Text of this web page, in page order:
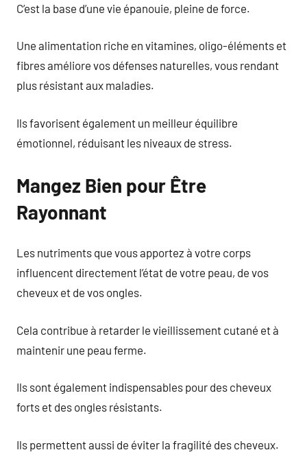
C’est la base d’une vie épanouie, pleine de force.
Une alimentation riche en vitamines, oligo-éléments et
fibres améliore vos défenses naturelles, vous rendant
plus résistant aux maladies.
Ils favorisent également un meilleur équilibre
émotionnel, réduisant les niveaux de stress.
Mangez Bien pour Être
Rayonnant
Les nutriments que vous apportez à votre corps
influencent directement l’état de votre peau, de vos
cheveux et de vos ongles.
Cela contribue à retarder le vieillissement cutané et à
maintenir une peau ferme.
Ils sont également indispensables pour des cheveux
forts et des ongles résistants.
Ils permettent aussi de éviter la fragilité des cheveux.